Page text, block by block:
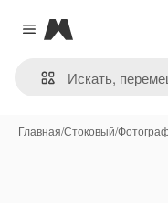
Close menu
Magnific
Главная/Стоковый/